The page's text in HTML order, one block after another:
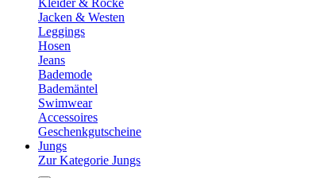
Kleider & Röcke
Jacken & Westen
Leggings
Hosen
Jeans
Bademode
Bademäntel
Swimwear
Accessoires
Geschenkgutscheine
Jungs
Zur Kategorie Jungs